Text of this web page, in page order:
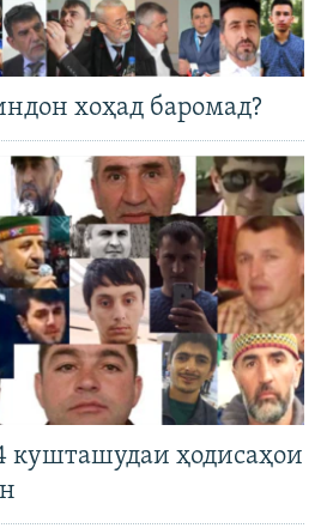
хоҳад баромад?
кушташудаи ҳодисаҳои